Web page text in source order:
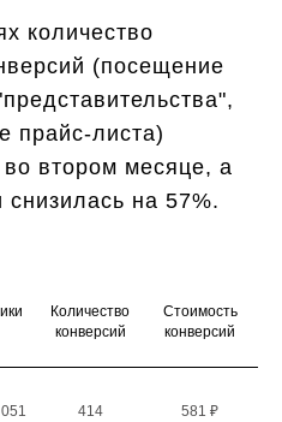
количество
(посещение
прайс-листа)
втором месяце, а
снизилась на 57%.
Количество
конверсий
Стоимость
конверсий
414 581 ₽